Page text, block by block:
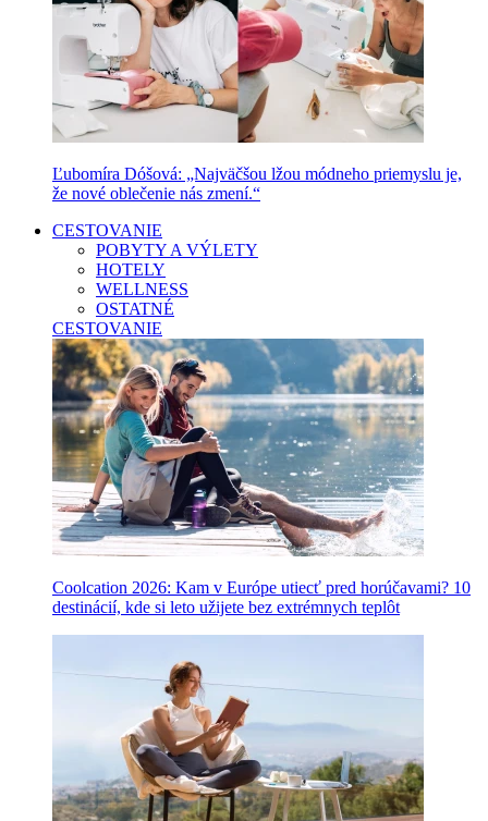
Ľubomíra Dóšová: „Najväčšou lžou módneho priemyslu je,
že nové oblečenie nás zmení.“
CESTOVANIE
POBYTY A VÝLETY
HOTELY
WELLNESS
OSTATNÉ
CESTOVANIE
Coolcation 2026: Kam v Európe utiecť pred horúčavami? 10
destinácií, kde si leto užijete bez extrémnych teplôt